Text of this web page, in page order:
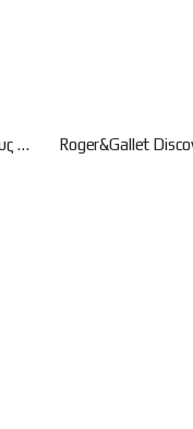
Roger & Gallet Neroli Wellbeing Shower Gel Ενυδατικό Αφρόλουτρο Gel Mε Άρωμα Νέρολι & Άνθους Πορτοκαλιάς 200ml